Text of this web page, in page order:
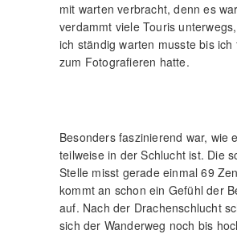
mit warten verbracht, denn es
verdammt viele Touris
ich ständig warten musste bis ich
zum Fotografieren hatte.
Besonders faszinierend war, wie
teilweise in der Schlucht ist. Die
Stelle misst gerade einmal 69
kommt an schon ein Gefühl der
auf. Nach der Drachenschlucht
sich der Wanderweg noch bis